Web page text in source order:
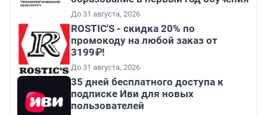
До 31 августа, 2026
ROSTIC'S - скидка 20% по
промокоду на любой заказ от
3199₽!
До 31 августа, 2026
35 дней бесплатного доступа к
подписке Иви для новых
пользователей